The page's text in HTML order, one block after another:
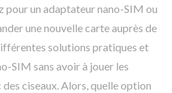
pour un adaptateur nano-SIM ou
une nouvelle carte auprès de
solutions pratiques et
SIM sans avoir à jouer les
ciseaux. Alors, quelle option